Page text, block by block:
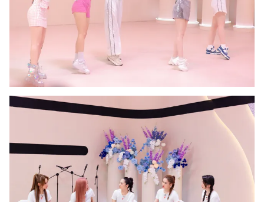
Photo Infographic
VTV Money
VTV Sức khoẻ Bất động sản
Thị trường 24h Tấm lòng Việt
VTV4 Vươn mình bằng AI